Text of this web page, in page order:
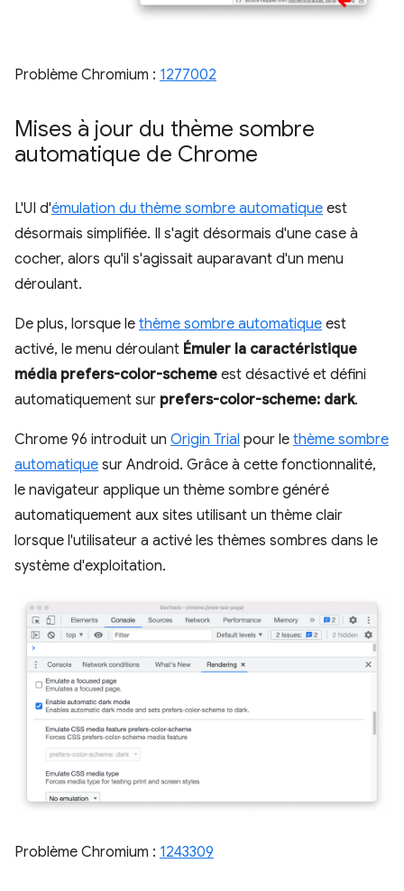
Problème Chromium : 1277002
Mises à jour du thème sombre
automatique de Chrome
L'UI d'émulation du thème sombre automatique est
désormais simplifiée. Il s'agit désormais d'une case à
cocher, alors qu'il s'agissait auparavant d'un menu
déroulant.
De plus, lorsque le thème sombre automatique est
activé, le menu déroulant Émuler la caractéristique
média prefers-color-scheme est désactivé et défini
automatiquement sur prefers-color-scheme: dark.
Chrome 96 introduit un Origin Trial pour le thème sombre
automatique sur Android. Grâce à cette fonctionnalité,
le navigateur applique un thème sombre généré
automatiquement aux sites utilisant un thème clair
lorsque l'utilisateur a activé les thèmes sombres dans le
système d'exploitation.
Problème Chromium : 1243309